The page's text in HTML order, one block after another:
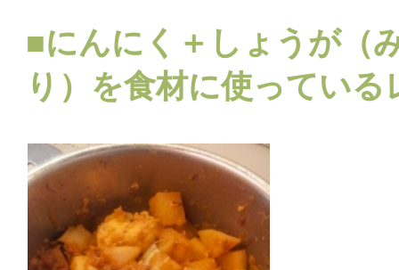
■にんにく＋しょうが（
り）を食材に使っている